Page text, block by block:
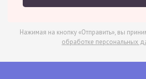
Нажимая на кнопку «Отправить», вы
обработке персональных